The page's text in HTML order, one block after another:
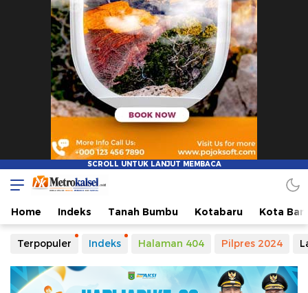
Home Indeks Tanah Bumbu Kotabaru Kota
Terpopuler Indeks Halaman 404 Pilpres 2024